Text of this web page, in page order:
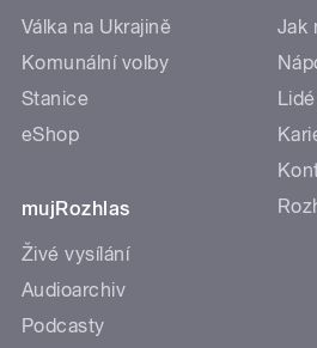
Válka na Ukrajině
Komunální volby
Stanice
eShop
mujRozhlas
Živé vysílání
Audioarchiv
Podcasty
Jak